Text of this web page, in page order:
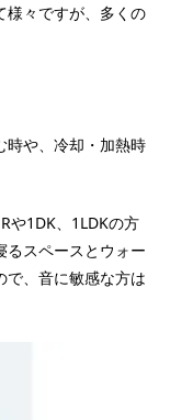
様々ですが、多くの
時や、冷却・加熱時
や1DK、1LDKの方
るスペースとウォー
で、音に敏感な方は